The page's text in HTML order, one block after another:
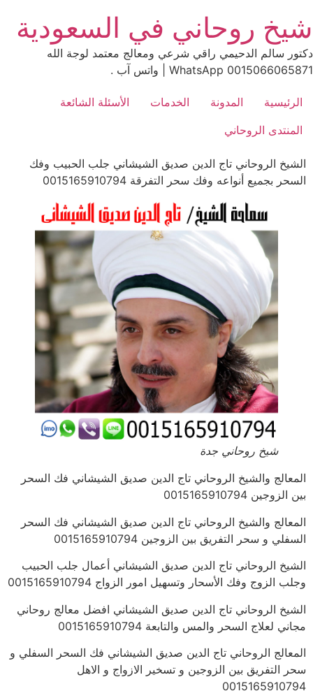
to
content
شيخ روحاني في السعودية
دكتور سالم الدحيمي راقي شرعي ومعالج معتمد لوجة الله
0015066065871 WhatsApp | واتس آب .
الرئيسية المدونة الخدمات
الأسئلة الشائعة
المنتدى الروحاني
الشيخ الروحاني تاج الدين صديق الشيشاني جلب الحبيب وفك
السحر بجميع أنواعه وفك سحر التفرقة 0015165910794
شيخ روحاني جدة
المعالج والشيخ الروحاني تاج الدين صديق الشيشاني فك السحر
بين الزوجين 0015165910794
المعالج والشيخ الروحاني تاج الدين صديق الشيشاني فك السحر
السفلي و سحر التفريق بين الزوجين 0015165910794
الشيخ الروحاني تاج الدين صديق الشيشاني أعمال جلب الحبيب
وجلب الزوج وفك الأسحار وتسهيل امور الزواج 0015165910794
الشيخ الروحاني تاج الدين صديق الشيشاني افضل معالج روحاني
مجاني لعلاج السحر والمس والتابعة 0015165910794
المعالج الروحاني تاج الدين صديق الشيشاني فك السحر السفلي و
سحر التفريق بين الزوجين و تسخير الازواج و الاهل
0015165910794